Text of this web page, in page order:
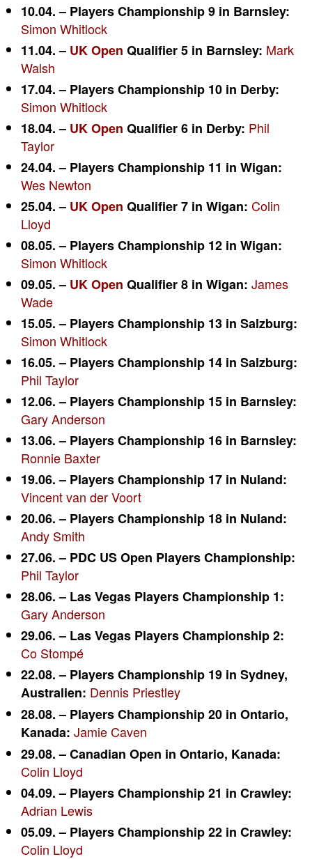
10.04. – Players Championship 9 in Barnsley:
Simon Whitlock
11.04. – UK Open Qualifier 5 in Barnsley: Mark
Walsh
17.04. – Players Championship 10 in Derby:
Simon Whitlock
18.04. – UK Open Qualifier 6 in Derby: Phil
Taylor
24.04. – Players Championship 11 in Wigan:
Wes Newton
25.04. – UK Open Qualifier 7 in Wigan: Colin
Lloyd
08.05. – Players Championship 12 in Wigan:
Simon Whitlock
09.05. – UK Open Qualifier 8 in Wigan: James
Wade
15.05. – Players Championship 13 in Salzburg:
Simon Whitlock
16.05. – Players Championship 14 in Salzburg:
Phil Taylor
12.06. – Players Championship 15 in Barnsley:
Gary Anderson
13.06. – Players Championship 16 in Barnsley:
Ronnie Baxter
19.06. – Players Championship 17 in Nuland:
Vincent van der Voort
20.06. – Players Championship 18 in Nuland:
Andy Smith
27.06. – PDC US Open Players Championship:
Phil Taylor
28.06. – Las Vegas Players Championship 1:
Gary Anderson
29.06. – Las Vegas Players Championship 2:
Co Stompé
22.08. – Players Championship 19 in Sydney,
Australien: Dennis Priestley
28.08. – Players Championship 20 in Ontario,
Kanada: Jamie Caven
29.08. – Canadian Open in Ontario, Kanada:
Colin Lloyd
04.09. – Players Championship 21 in Crawley:
Adrian Lewis
05.09. – Players Championship 22 in Crawley:
Colin Lloyd